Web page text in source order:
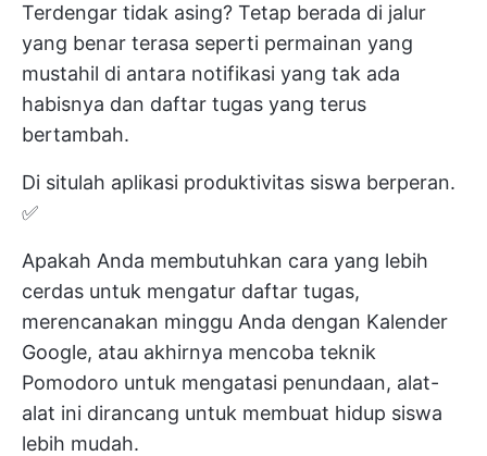
Terdengar tidak asing? Tetap berada di jalur
yang benar terasa seperti permainan yang
mustahil di antara notifikasi yang tak ada
habisnya dan daftar tugas yang terus
bertambah.
Di situlah aplikasi produktivitas siswa berperan.
✅
Apakah Anda membutuhkan cara yang lebih
cerdas untuk mengatur daftar tugas,
merencanakan minggu Anda dengan Kalender
Google, atau akhirnya mencoba teknik
Pomodoro untuk mengatasi penundaan, alat-
alat ini dirancang untuk membuat hidup siswa
lebih mudah.